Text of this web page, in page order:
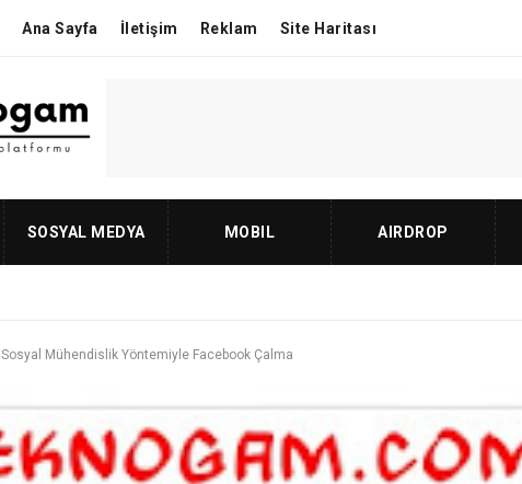
Ana Sayfa İletişim Reklam Site Haritası
SOSYAL MEDYA MOBIL AIRDROP
Sosyal Mühendislik Yöntemiyle Facebook Çalma